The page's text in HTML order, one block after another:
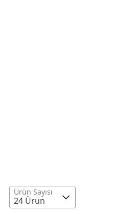
Ürün Sayısı
24 Ürün